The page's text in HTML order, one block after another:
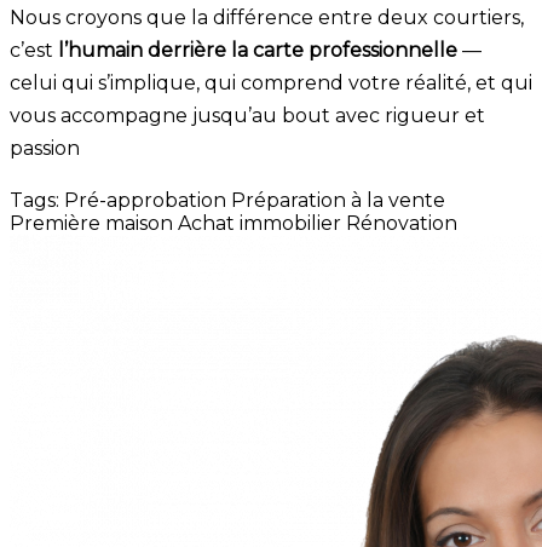
Nous croyons que la différence entre deux courtiers,
c’est l’humain derrière la carte professionnelle —
celui qui s’implique, qui comprend votre réalité, et qui
vous accompagne jusqu’au bout avec rigueur et
passion
Tags: Pré-approbation Préparation à la vente
Première maison Achat immobilier Rénovation